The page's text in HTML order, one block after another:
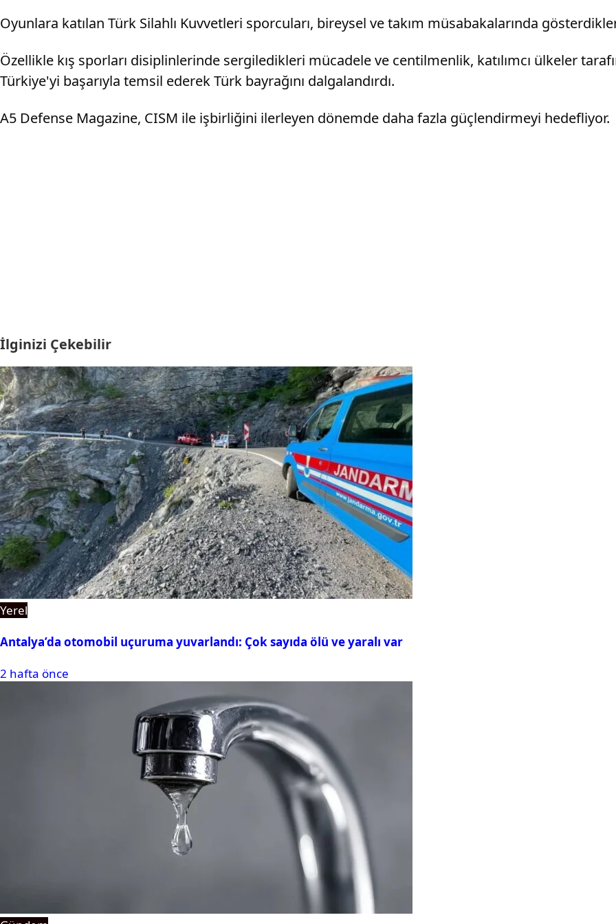
Oyunlara katılan Türk Silahlı Kuvvetleri sporcuları, bireysel ve takım müsabakalarında
Özellikle kış sporları disiplinlerinde sergiledikleri mücadele ve centilmenlik, katılımcı ülkeler
Türkiye'yi başarıyla temsil ederek Türk bayrağını dalgalandırdı.
A5 Defense Magazine, CISM ile işbirliğini ilerleyen dönemde daha fazla güçlendirmeyi hedefliyor.
İlginizi Çekebilir
Yerel
Antalya’da otomobil uçuruma yuvarlandı: Çok sayıda ölü ve yaralı var
2 hafta önce